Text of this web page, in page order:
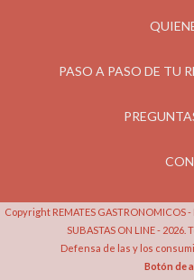
PASO A PASO DE TU
Copyright REMATES GASTRONOMICOS -
SUBASTAS ON LINE -
Defensa de las y los
Botón de